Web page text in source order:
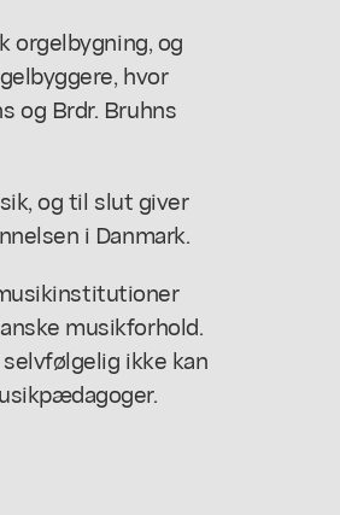
orgelbygning, og
hvor
og Brdr. Bruhns
og til slut giver
i Danmark.
musikforhold.
ikke kan